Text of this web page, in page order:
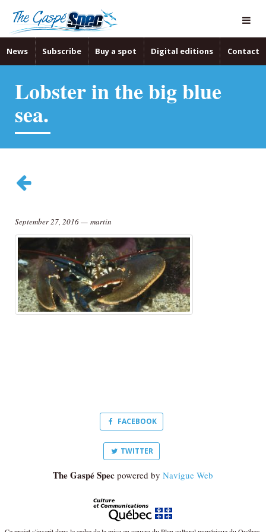
News Subscribe Buy a spot Digital editions Contact
Lobster in the big blue
sea.
September 27, 2016— martin
FACEBOOK
TWITTER
The Gaspé Spec powered by Navigue Web